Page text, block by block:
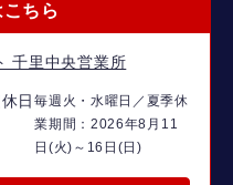
ちら
千里中央営業所
日毎週火・水曜日／夏季休
業期間：2026年8月11
日(火)～16日(日)